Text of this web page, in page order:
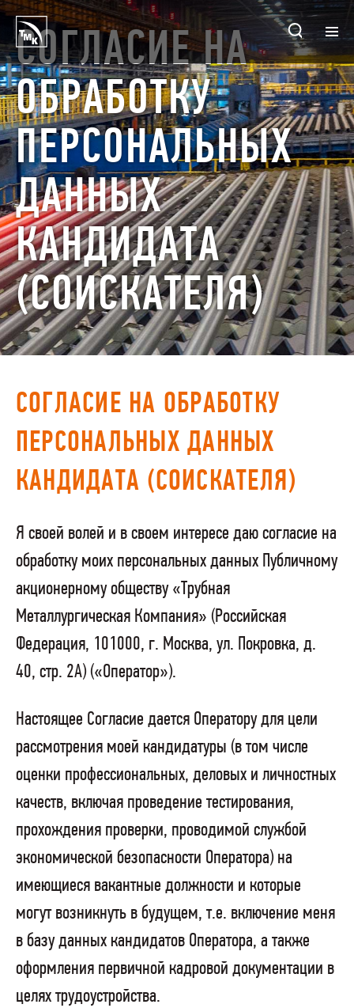
ПРОДАЖИ ONLINE
R&D
КАРЬЕРА
КОРПОРАТИВНЫЙ УНИВЕРСИТЕТ TMK2U
МЕДИАЦЕНТР
ГЛАВНАЯ
ПРЕДПРИЯТИЯ
О КОМПАНИИ
ПРОДУКЦИЯ И СЕРВИС
ИНВЕСТОРАМ
УСТОЙЧИВОЕ РАЗВИТИЕ
КОНТАКТЫ
СОГЛАСИЕ НА
ОБРАБОТКУ
ПЕРСОНАЛЬНЫХ
ДАННЫХ
КАНДИДАТА
(СОИСКАТЕЛЯ)
СОГЛАСИЕ НА ОБРАБОТКУ
ПЕРСОНАЛЬНЫХ ДАННЫХ
КАНДИДАТА (СОИСКАТЕЛЯ)
Я своей волей и в своем интересе даю согласие на
обработку моих персональных данных Публичному
акционерному обществу «Трубная
Металлургическая Компания» (Российская
Федерация, 101000, г. Москва, ул. Покровка, д.
40, стр. 2А) («Оператор»).
Настоящее Согласие дается Оператору для цели
рассмотрения моей кандидатуры (в том числе
оценки профессиональных, деловых и личностных
качеств, включая проведение тестирования,
прохождения проверки, проводимой службой
экономической безопасности Оператора) на
имеющиеся вакантные должности и которые
могут возникнуть в будущем, т.е. включение меня
в базу данных кандидатов Оператора, а также
оформления первичной кадровой документации в
целях трудоустройства.